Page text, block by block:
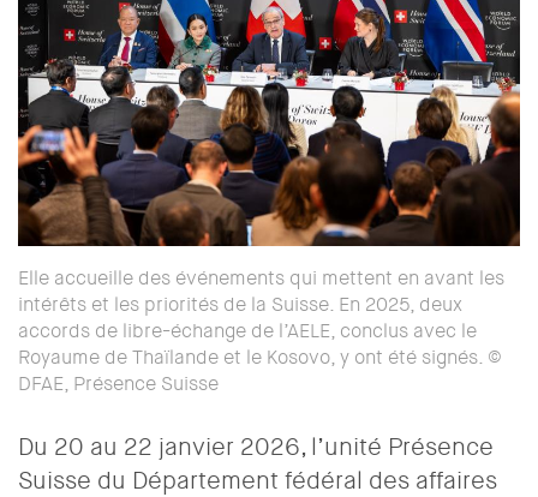
Elle accueille des événements qui mettent en avant les
intérêts et les priorités de la Suisse. En 2025, deux
accords de libre-échange de l’AELE, conclus avec le
Royaume de Thaïlande et le Kosovo, y ont été signés. ©
DFAE, Présence Suisse
Du 20 au 22 janvier 2026, l’unité Présence
Suisse du Département fédéral des affaires